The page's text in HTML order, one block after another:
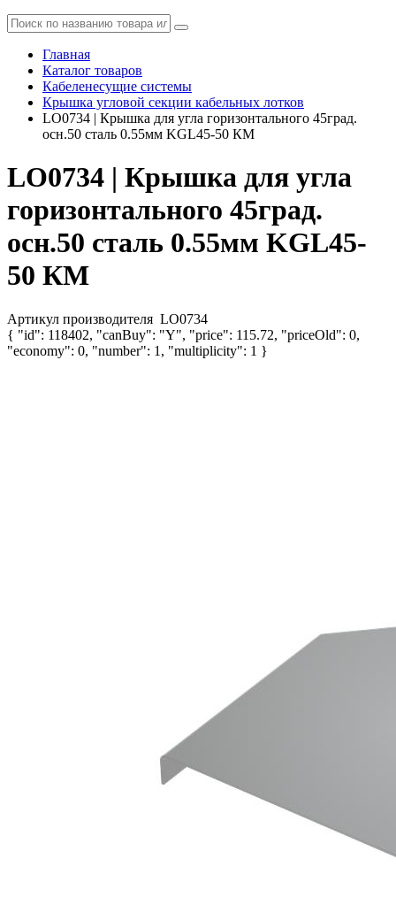
Главная
Каталог товаров
Кабеленесущие системы
Крышка угловой секции кабельных лотков
LO0734 | Крышка для угла горизонтального 45град.
осн.50 сталь 0.55мм KGL45-50 КМ
LO0734 | Крышка для угла
горизонтального 45град.
осн.50 сталь 0.55мм KGL45-
50 КМ
Артикул производителя LO0734
{ "id": 118402, "canBuy": "Y", "price": 115.72, "priceOld": 0,
"economy": 0, "number": 1, "multiplicity": 1 }